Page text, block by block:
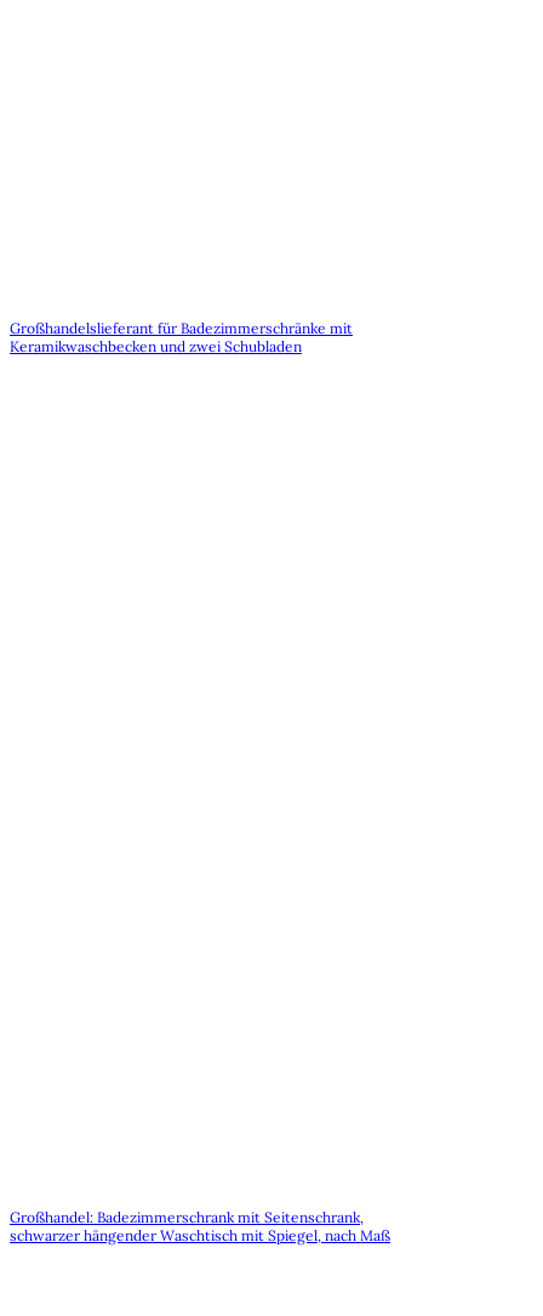
Großhandelslieferant für Badezimmerschränke mit
Keramikwaschbecken und zwei Schubladen
Großhandel: Badezimmerschrank mit Seitenschrank,
schwarzer hängender Waschtisch mit Spiegel, nach Maß